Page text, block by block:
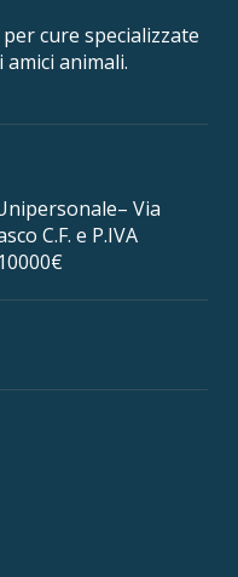
cure specializzate
animali.
Via
C.F. e P.IVA